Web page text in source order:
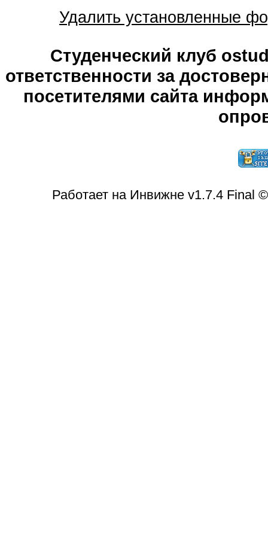
Удалить установленные
Студенческий клуб
ответственности за
посетителями сайта
Работает на Инвижне v1.7.4 Final